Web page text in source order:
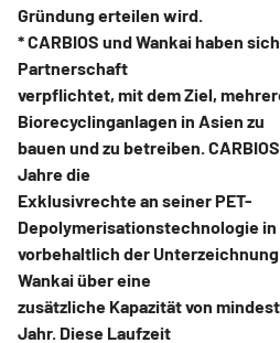
Gründung erteilen wird.
* CARBIOS und Wankai haben
Partnerschaft
verpflichtet, mit dem Ziel,
Biorecyclinganlagen in Asien zu
bauen und zu betreiben.
Jahre die
Exklusivrechte an seiner PET-
Depolymerisationstechnologie in
vorbehaltlich der
Wankai über eine
zusätzliche Kapazität von
Jahr. Diese Laufzeit